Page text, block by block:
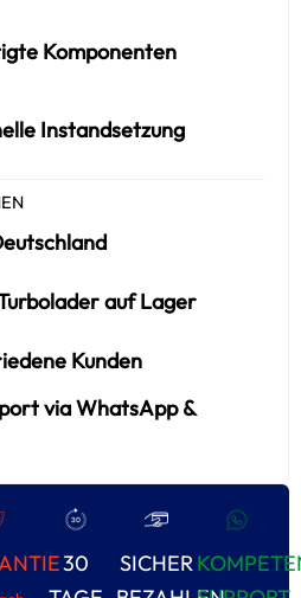
Komponenten
Instandsetzung
auf Lager
Kunden
via WhatsApp &
30
SICHER